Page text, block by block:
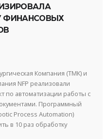
ФИНАНСОВЫХ
Компания (ТМК) и
NFP реализовали
по автоматизации работы с
Программный
Process Automation)
в 10 раз обработку